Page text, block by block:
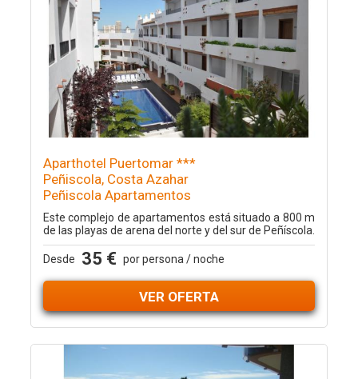
Aparthotel Puertomar ***
Peñiscola, Costa Azahar
Peñiscola Apartamentos
Este complejo de apartamentos está situado a 800 m
de las playas de arena del norte y del sur de Peñíscola.
Desde 35 € por persona / noche
VER OFERTA